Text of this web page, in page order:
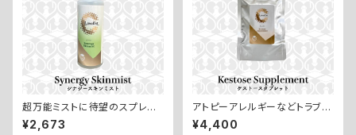
超万能ミストに待望のスプレー
ボトル登場！【Synergy Skinmi
st／シナジースキンミスト：200
¥2,673
アトピーアレルギーなどトラブル
肌のインナーケアに【Kestose
Supplement／オリゴ糖サプリ
¥4,400